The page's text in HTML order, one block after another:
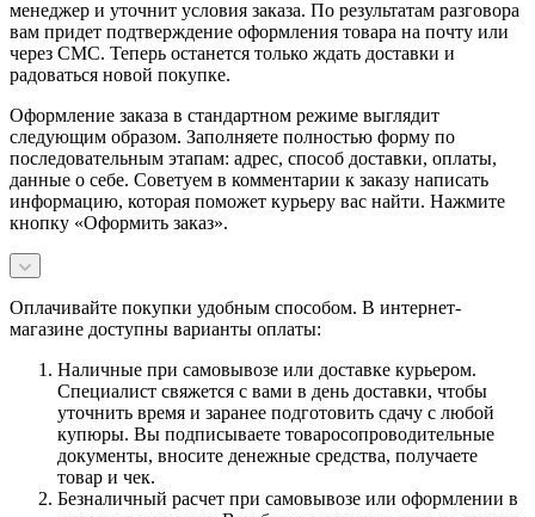
менеджер и уточнит условия заказа. По результатам разговора
вам придет подтверждение оформления товара на почту или
через СМС. Теперь останется только ждать доставки и
радоваться новой покупке.
Оформление заказа в стандартном режиме выглядит
следующим образом. Заполняете полностью форму по
последовательным этапам: адрес, способ доставки, оплаты,
данные о себе. Советуем в комментарии к заказу написать
информацию, которая поможет курьеру вас найти. Нажмите
кнопку «Оформить заказ».
Оплачивайте покупки удобным способом. В интернет-
магазине доступны варианты оплаты:
Наличные при самовывозе или доставке курьером.
Специалист свяжется с вами в день доставки, чтобы
уточнить время и заранее подготовить сдачу с любой
купюры. Вы подписываете товаросопроводительные
документы, вносите денежные средства, получаете
товар и чек.
Безналичный расчет при самовывозе или оформлении в